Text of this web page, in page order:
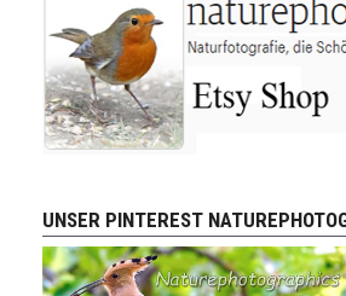
UNSER PINTEREST